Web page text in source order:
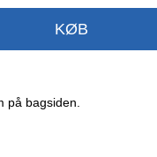
KØB
bagsiden.